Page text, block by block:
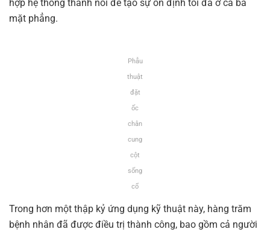
hợp hệ thống thanh nối để tạo sự ổn định tối đa ở cả ba
mặt phẳng.
Phẫu
thuật
đặt
ốc
chân
cung
cột
sống
cổ
Trong hơn một thập kỷ ứng dụng kỹ thuật này, hàng trăm
bệnh nhân đã được điều trị thành công, bao gồm cả người